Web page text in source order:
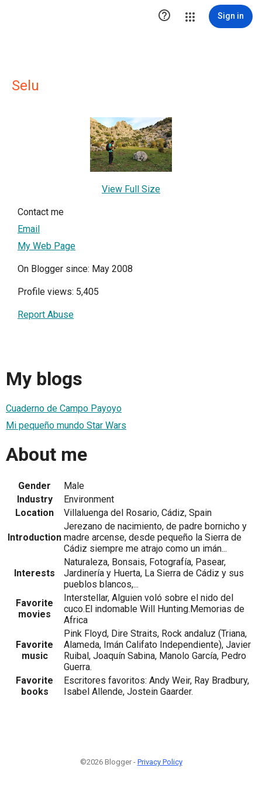
 Sign in
Selu
View Full Size
Contact me
Email
My Web Page
On Blogger since: May 2008
Profile views: 5,405
Report Abuse
My blogs
Cuaderno de Campo Payoyo
Mi pequeño mundo Star Wars
About me
Gender
Male
Industry
Environment
Location
Villaluenga del Rosario, Cádiz, Spain
Introduction
Jerezano de nacimiento, de padre bornicho y
madre arcense, desde pequeño la Sierra de
Cádiz siempre me atrajo como un imán...
Interests
Naturaleza, Bonsais, Fotografía, Pasear,
Jardinería y Huerta, La Sierra de Cádiz y sus
pueblos blancos,...
Favorite
movies
Interstellar, Alguien voló sobre el nido del
cuco.El indomable Will Hunting.Memorias de
Africa
Favorite
music
Pink Floyd, Dire Straits, Rock andaluz (Triana,
Alameda, Imán Califato Independiente), Javier
Ruibal, Joaquín Sabina, Manolo García, Pedro
Guerra.
Favorite
books
Escritores favoritos: Andy Weir, Ray Bradbury,
Isabel Allende, Jostein Gaarder.
©2026 Blogger - Privacy Policy